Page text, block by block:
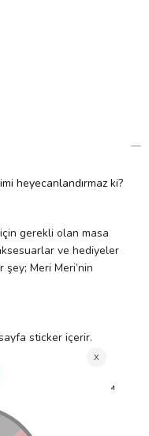
heyecanlandırmaz ki?
gerekli olan masa
ve hediyeler
şey; Meri Meri’nin
sticker içerir.
benzersiz
sağlamak için FSC™